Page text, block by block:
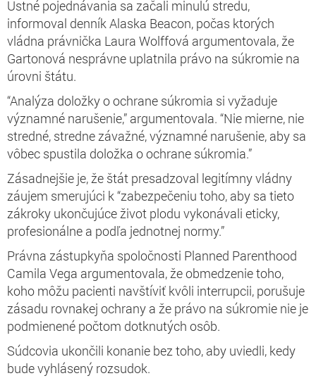
Ustné pojednávania sa začali minulú stredu,
informoval denník Alaska Beacon, počas ktorých
vládna právnička Laura Wolffová argumentovala, že
Gartonová nesprávne uplatnila právo na súkromie na
úrovni štátu.
“Analýza doložky o ochrane súkromia si vyžaduje
významné narušenie,” argumentovala. “Nie mierne, nie
stredné, stredne závažné, významné narušenie, aby sa
vôbec spustila doložka o ochrane súkromia.”
Zásadnejšie je, že štát presadzoval legitímny vládny
záujem smerujúci k “zabezpečeniu toho, aby sa tieto
zákroky ukončujúce život plodu vykonávali eticky,
profesionálne a podľa jednotnej normy.”
Právna zástupkyňa spoločnosti Planned Parenthood
Camila Vega argumentovala, že obmedzenie toho,
koho môžu pacienti navštíviť kvôli interrupcii, porušuje
zásadu rovnakej ochrany a že právo na súkromie nie je
podmienené počtom dotknutých osôb.
Súdcovia ukončili konanie bez toho, aby uviedli, kedy
bude vyhlásený rozsudok.